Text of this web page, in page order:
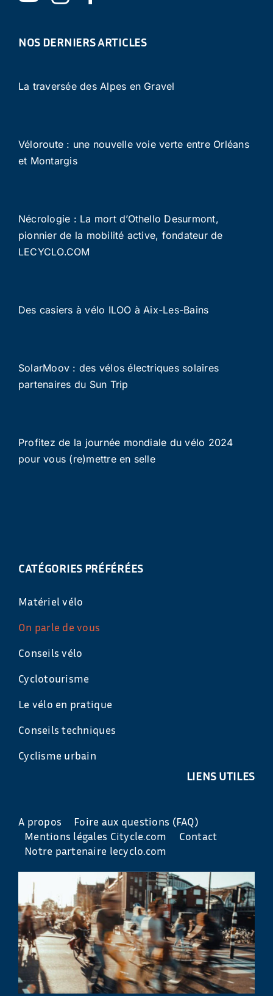
NOS DERNIERS ARTICLES
La traversée des Alpes en Gravel
Véloroute : une nouvelle voie verte entre Orléans
et Montargis
Nécrologie : La mort d’Othello Desurmont,
pionnier de la mobilité active, fondateur de
LECYCLO.COM
Des casiers à vélo ILOO à Aix-Les-Bains
SolarMoov : des vélos électriques solaires
partenaires du Sun Trip
Profitez de la journée mondiale du vélo 2024
pour vous (re)mettre en selle
CATÉGORIES PRÉFÉRÉES
Matériel vélo
On parle de vous
Conseils vélo
Cyclotourisme
Le vélo en pratique
Conseils techniques
Cyclisme urbain
LIENS UTILES
A propos
Foire aux questions (FAQ)
Mentions légales Citycle.com
Contact
Notre partenaire lecyclo.com